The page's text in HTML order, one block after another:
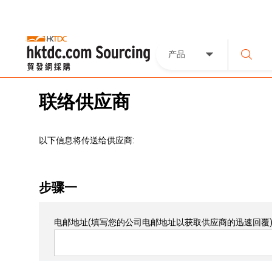
产品
联络供应商
以下信息将传送给供应商:
步骤一
电邮地址(填写您的公司电邮地址以获取供应商的迅速回覆)